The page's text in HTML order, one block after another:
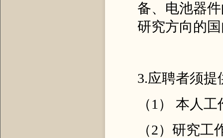
备、电池器
研究方向的
3.应聘者须提
（1） 本人
（2）研究